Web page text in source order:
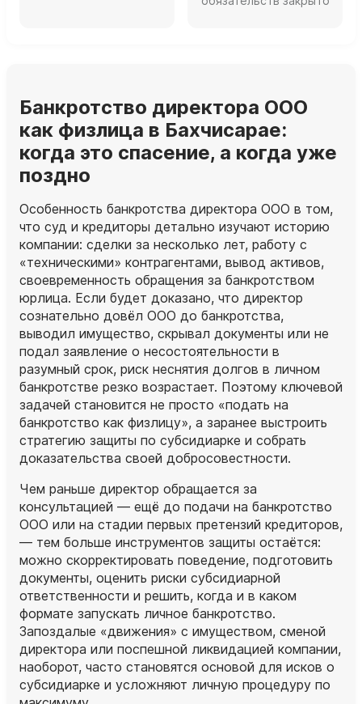
Банкротство директора ООО
как физлица в Бахчисарае:
когда это спасение, а когда уже
поздно
Особенность банкротства директора ООО в том,
что суд и кредиторы детально изучают историю
компании: сделки за несколько лет, работу с
«техническими» контрагентами, вывод активов,
своевременность обращения за банкротством
юрлица. Если будет доказано, что директор
сознательно довёл ООО до банкротства,
выводил имущество, скрывал документы или не
подал заявление о несостоятельности в
разумный срок, риск неснятия долгов в личном
банкротстве резко возрастает. Поэтому ключевой
задачей становится не просто «подать на
банкротство как физлицу», а заранее выстроить
стратегию защиты по субсидиарке и собрать
доказательства своей добросовестности.
Чем раньше директор обращается за
консультацией — ещё до подачи на банкротство
ООО или на стадии первых претензий кредиторов,
— тем больше инструментов защиты остаётся:
можно скорректировать поведение, подготовить
документы, оценить риски субсидиарной
ответственности и решить, когда и в каком
формате запускать личное банкротство.
Запоздалые «движения» с имуществом, сменой
директора или поспешной ликвидацией компании,
наоборот, часто становятся основой для исков о
субсидиарке и усложняют личную процедуру по